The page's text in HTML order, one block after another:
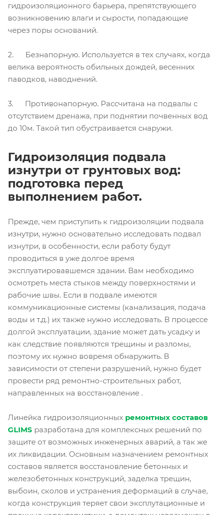
гидроизоляционного барьера, препятствующего
возникновению влаги и сырости, попадающие
через поры оснований.
2. Безнапорную. Используется в тех случаях, когда
велика вероятность обильных дождей, весенних
паводков, наводнений.
3. Противонапорную. Рассчитана на подвалы с
отсутствием дренажа, при поднятии почвенных вод
до 10м. Такой тип обустраивается снаружи.
Гидроизоляция подвала
изнутри от грунтовых вод:
подготовка перед
выполнением работ.
Прежде, чем приступить к гидроизоляции подвала
изнутри, нужно основательно исследовать подвал
изнутри, в особенности, если работу будут
проводиться в уже долгое время
эксплуатировавшемся здании. Вам необходимо
осмотреть места стыков между поверхностями и
рабочие швы. Если в подвале имеются
коммуникационные системы (канализация, подача
воды и т.д.) их также нужно исследовать. В процессе
долгой эксплуатации, здание может дать усадку и
как следствие появляются трещины и разломы,
поэтому их нужно вовремя обнаружить. В
зависимости от степени разрушений, нужно будет
провести ряд ремонтно-строительных работ,
направленных на восстановление .
Линейка гидроизоляционных ремонтных составов
GLIMS разработана для комплексных решений по
защите от возможных инженерных аварий, а так же
их ликвидации. Основным назначением ремонтных
составов является восстановление бетонных и
железобетонных конструкций, заделка трещин,
выбоин, сколов и устранения деформаций в случае,
когда конструкция теряет свои эксплутационные и